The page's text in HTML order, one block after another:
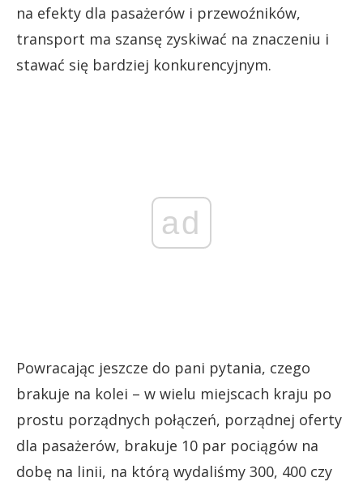
na efekty dla pasażerów i przewoźników,
transport ma szansę zyskiwać na znaczeniu i
stawać się bardziej konkurencyjnym.
ad
Powracając jeszcze do pani pytania, czego
brakuje na kolei – w wielu miejscach kraju po
prostu porządnych połączeń, porządnej oferty
dla pasażerów, brakuje 10 par pociągów na
dobę na linii, na którą wydaliśmy 300, 400 czy